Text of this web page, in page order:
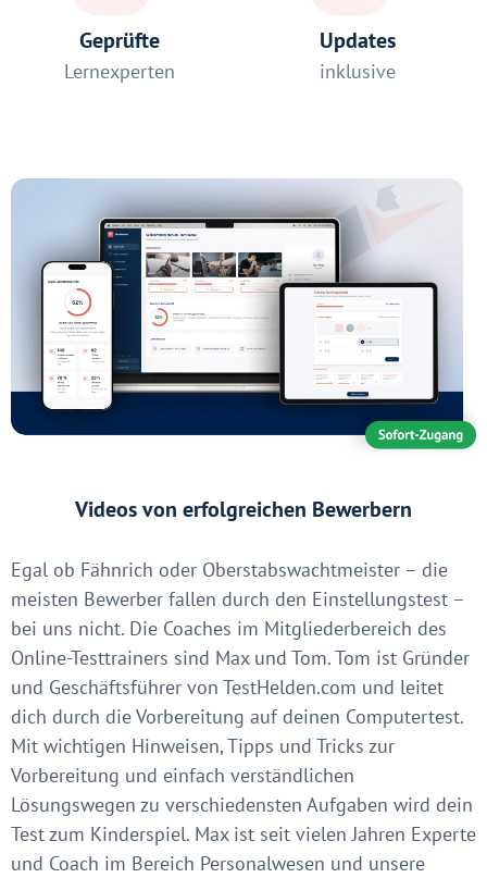
Geprüfte
Lernexperten
Updates
inklusive
Videos von erfolgreichen Bewerbern
Egal ob Fähnrich oder Oberstabswachtmeister – die
meisten Bewerber fallen durch den Einstellungstest –
bei uns nicht. Die Coaches im Mitgliederbereich des
Online-Testtrainers sind Max und Tom. Tom ist Gründer
und Geschäftsführer von TestHelden.com und leitet
dich durch die Vorbereitung auf deinen Computertest.
Mit wichtigen Hinweisen, Tipps und Tricks zur
Vorbereitung und einfach verständlichen
Lösungswegen zu verschiedensten Aufgaben wird dein
Test zum Kinderspiel. Max ist seit vielen Jahren Experte
und Coach im Bereich Personalwesen und unsere